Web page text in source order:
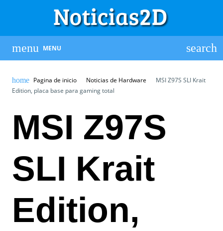
MENU
Pagina de inicio Noticias de Hardware
MSI Z97S SLI Krait
Edition, placa base para gaming total
MSI Z97S
SLI Krait
Edition,